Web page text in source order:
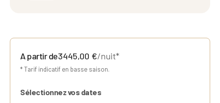
A partir de3445,00 €/nuit*
* Tarif indicatif en basse saison.
Sélectionnez vos dates